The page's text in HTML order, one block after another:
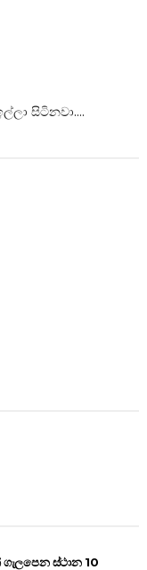
සිටිනවා....
ගැලපෙන ස්ථාන 10